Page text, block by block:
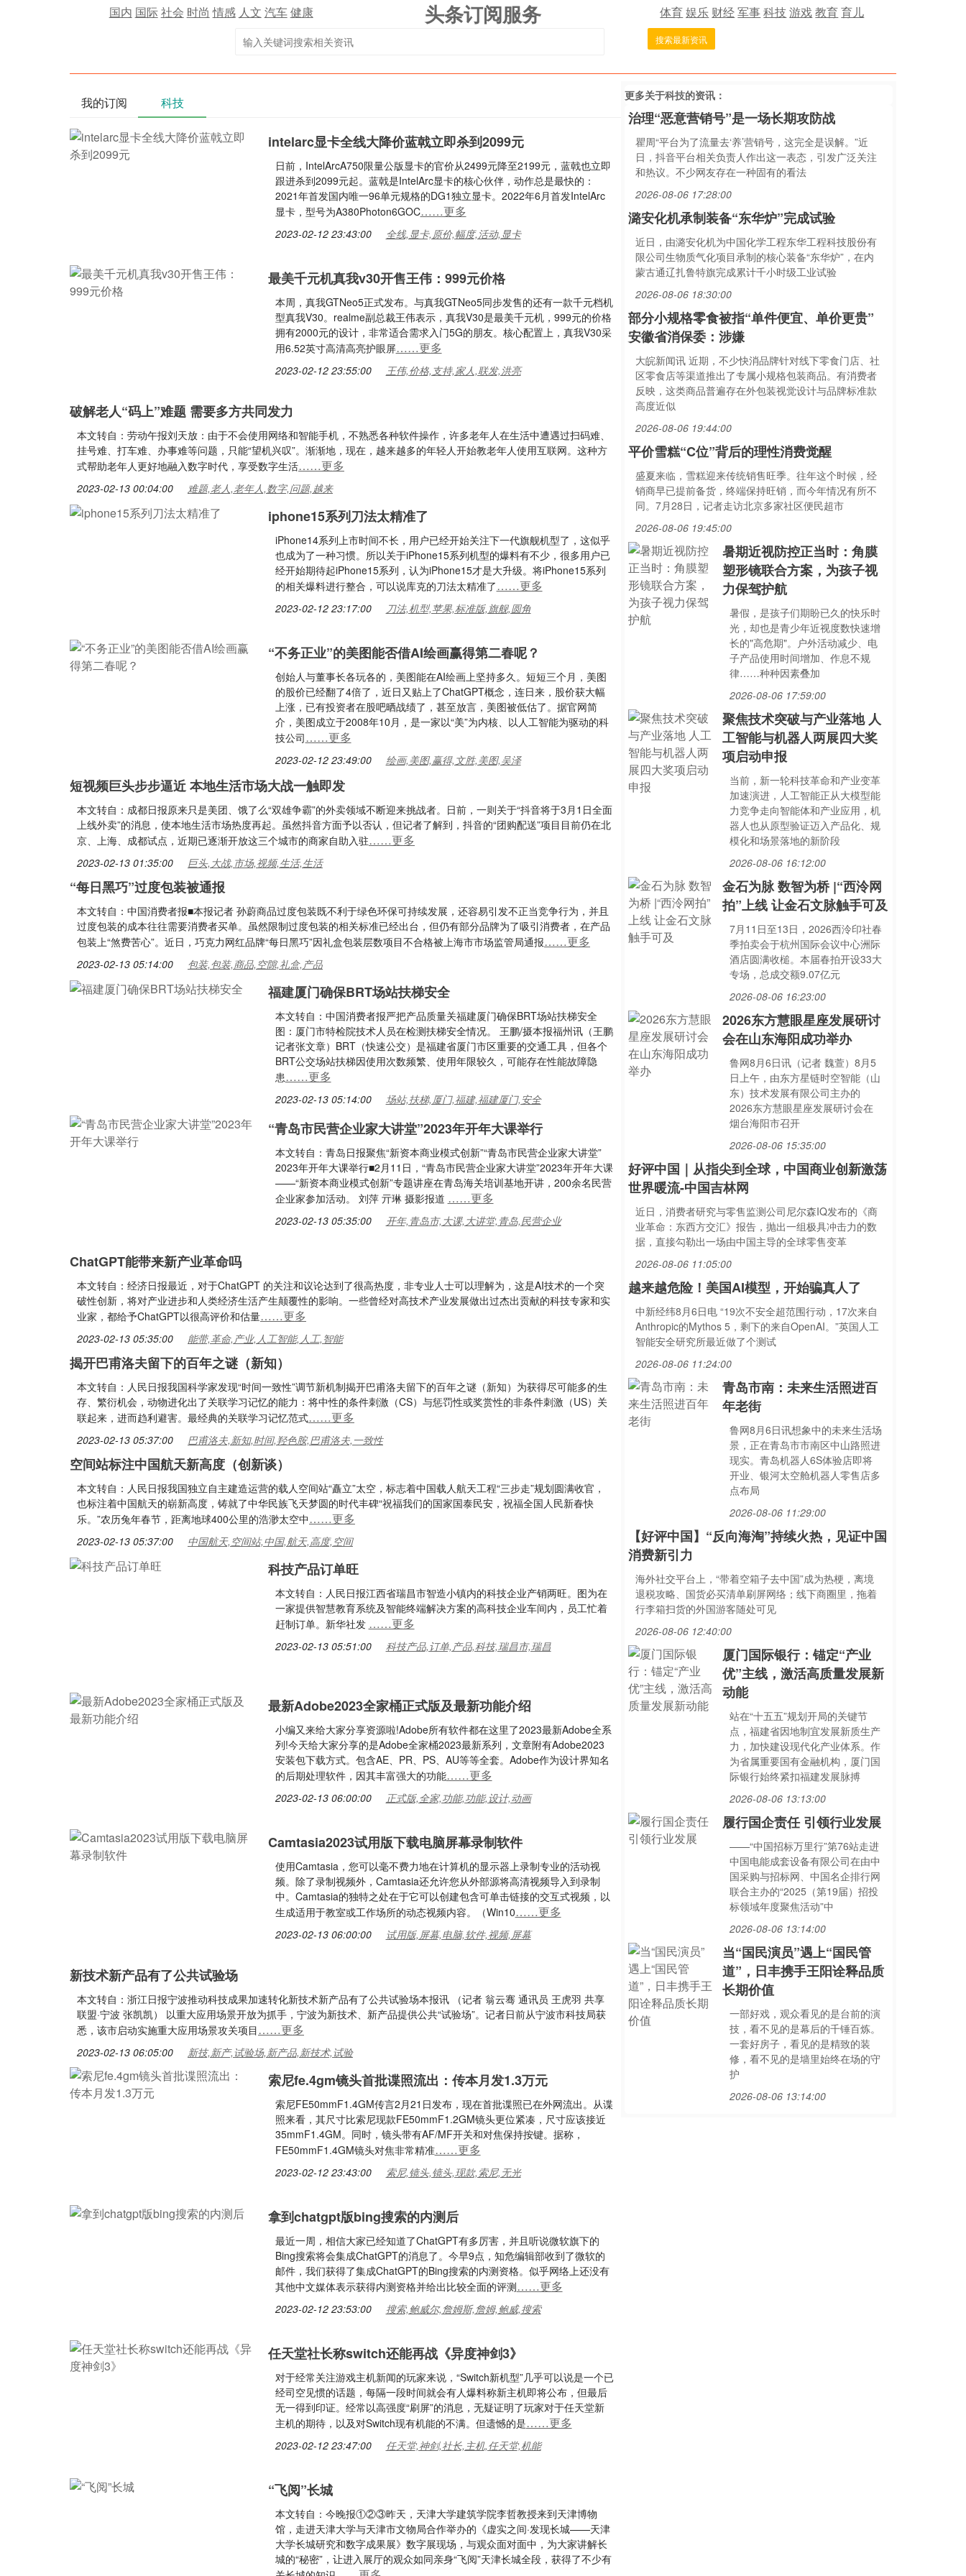
国内 国际社会 时尚 情感 人文 汽车健康 头条订阅服务 体育娱乐 财经军事科技游戏教育育儿
搜索最新资讯
我的订阅 科技
intelarc显卡全线大降价蓝戟立即杀到2099元
日前，IntelArcA750限量公版显卡的官价从2499元降至2199元，蓝戟也立即
跟进杀到2099元起。蓝戟是IntelArc显卡的核心伙伴，动作总是最快的：
2021年首发国内唯一96单元规格的DG1独立显卡。2022年6月首发IntelArc
显卡，型号为A380Photon6GOC……更多
2023-02-12 23:43:00 全线,显卡,原价,幅度,活动,显卡
最美千元机真我v30开售王伟：999元价格
本周，真我GTNeo5正式发布。与真我GTNeo5同步发售的还有一款千元档机
型真我V30。realme副总裁王伟表示，真我V30是最美千元机，999元的价格
拥有2000元的设计，非常适合需求入门5G的朋友。核心配置上，真我V30采
用6.52英寸高清高亮护眼屏……更多
2023-02-12 23:55:00 王伟,价格,支持,家人,联发,洪亮
破解老人“码上”难题 需要多方共同发力
本文转自：劳动午报刘天放：由于不会使用网络和智能手机，不熟悉各种软件操作，许多老年人在生活中遭遇过扫码难、
挂号难、打车难、办事难等问题，只能“望机兴叹”。渐渐地，现在，越来越多的年轻人开始教老年人使用互联网。这种方
式帮助老年人更好地融入数字时代，享受数字生活……更多
2023-02-13 00:04:00 难题,老人,老年人,数字,问题,越来
iphone15系列刀法太精准了
iPhone14系列上市时间不长，用户已经开始关注下一代旗舰机型了，这似乎
也成为了一种习惯。所以关于iPhone15系列机型的爆料有不少，很多用户已
经开始期待起iPhone15系列，认为iPhone15才是大升级。将iPhone15系列
的相关爆料进行整合，可以说库克的刀法太精准了……更多
2023-02-12 23:17:00 刀法,机型,苹果,标准版,旗舰,圆角
“不务正业”的美图能否借AI绘画赢得第二春呢？
创始人与董事长各玩各的，美图能在AI绘画上坚持多久。短短三个月，美图
的股价已经翻了4倍了，近日又贴上了ChatGPT概念，连日来，股价获大幅
上涨，已有投资者在股吧晒战绩了，甚至放言，美图被低估了。据官网简
介，美图成立于2008年10月，是一家以“美”为内核、以人工智能为驱动的科
技公司……更多
2023-02-12 23:49:00 绘画,美图,赢得,文胜,美图,吴泽
短视频巨头步步逼近 本地生活市场大战一触即发
本文转自：成都日报原来只是美团、饿了么“双雄争霸”的外卖领域不断迎来挑战者。日前，一则关于“抖音将于3月1日全面
上线外卖”的消息，使本地生活市场热度再起。虽然抖音方面予以否认，但记者了解到，抖音的“团购配送”项目目前仍在北
京、上海、成都试点，近期已逐渐开放这三个城市的商家自助入驻……更多
2023-02-13 01:35:00 巨头,大战,市场,视频,生活,生活
“每日黑巧”过度包装被通报
本文转自：中国消费者报■本报记者 孙蔚商品过度包装既不利于绿色环保可持续发展，还容易引发不正当竞争行为，并且
过度包装的成本往往需要消费者买单。虽然限制过度包装的相关标准已经出台，但仍有部分品牌为了吸引消费者，在产品
包装上“煞费苦心”。近日，巧克力网红品牌“每日黑巧”因礼盒包装层数项目不合格被上海市市场监管局通报……更多
2023-02-13 05:14:00 包装,包装,商品,空隙,礼盒,产品
福建厦门确保BRT场站扶梯安全
本文转自：中国消费者报严把产品质量关福建厦门确保BRT场站扶梯安全
图：厦门市特检院技术人员在检测扶梯安全情况。 王鹏/摄本报福州讯（王鹏
记者张文章）BRT（快速公交）是福建省厦门市区重要的交通工具，但各个
BRT公交场站扶梯因使用次数频繁、使用年限较久，可能存在性能故障隐
患……更多
2023-02-13 05:14:00 场站,扶梯,厦门,福建,福建厦门,安全
“青岛市民营企业家大讲堂”2023年开年大课举行
本文转自：青岛日报聚焦“新资本商业模式创新”“青岛市民营企业家大讲堂”
2023年开年大课举行■2月11日，“青岛市民营企业家大讲堂”2023年开年大课
——“新资本商业模式创新”专题讲座在青岛海关培训基地开讲，200余名民营
企业家参加活动。 刘萍 亓琳 摄影报道 ……更多
2023-02-13 05:35:00 开年,青岛市,大课,大讲堂,青岛,民营企业
ChatGPT能带来新产业革命吗
本文转自：经济日报最近，对于ChatGPT 的关注和议论达到了很高热度，非专业人士可以理解为，这是AI技术的一个突
破性创新，将对产业进步和人类经济生活产生颠覆性的影响。一些曾经对高技术产业发展做出过杰出贡献的科技专家和实
业家，都给予ChatGPT以很高评价和估量……更多
2023-02-13 05:35:00 能带,革命,产业,人工智能,人工,智能
揭开巴甫洛夫留下的百年之谜（新知）
本文转自：人民日报我国科学家发现“时间一致性”调节新机制揭开巴甫洛夫留下的百年之谜（新知）为获得尽可能多的生
存、繁衍机会，动物进化出了关联学习记忆的能力：将中性的条件刺激（CS）与惩罚性或奖赏性的非条件刺激（US）关
联起来，进而趋利避害。最经典的关联学习记忆范式……更多
2023-02-13 05:37:00 巴甫洛夫,新知,时间,羟色胺,巴甫洛夫,一致性
空间站标注中国航天新高度（创新谈）
本文转自：人民日报我国独立自主建造运营的载人空间站“矗立”太空，标志着中国载人航天工程“三步走”规划圆满收官，
也标注着中国航天的崭新高度，铸就了中华民族飞天梦圆的时代丰碑“祝福我们的国家国泰民安，祝福全国人民新春快
乐。”农历兔年春节，距离地球400公里的浩渺太空中……更多
2023-02-13 05:37:00 中国航天,空间站,中国,航天,高度,空间
科技产品订单旺
本文转自：人民日报江西省瑞昌市智造小镇内的科技企业产销两旺。图为在
一家提供智慧教育系统及智能终端解决方案的高科技企业车间内，员工忙着
赶制订单。新华社发 ……更多
2023-02-13 05:51:00 科技产品,订单,产品,科技,瑞昌市,瑞昌
最新Adobe2023全家桶正式版及最新功能介绍
小编又来给大家分享资源啦!Adobe所有软件都在这里了2023最新Adobe全系
列!今天给大家分享的是Adobe全家桶2023最新系列，文章附有Adobe2023
安装包下载方式。包含AE、PR、PS、AU等等全套。Adobe作为设计界知名
的后期处理软件，因其丰富强大的功能……更多
2023-02-13 06:00:00 正式版,全家,功能,功能,设计,动画
Camtasia2023试用版下载电脑屏幕录制软件
使用Camtasia，您可以毫不费力地在计算机的显示器上录制专业的活动视
频。除了录制视频外，Camtasia还允许您从外部源将高清视频导入到录制
中。Camtasia的独特之处在于它可以创建包含可单击链接的交互式视频，以
生成适用于教室或工作场所的动态视频内容。（Win10……更多
2023-02-13 06:00:00 试用版,屏幕,电脑,软件,视频,屏幕
新技术新产品有了公共试验场
本文转自：浙江日报宁波推动科技成果加速转化新技术新产品有了公共试验场本报讯 （记者 翁云骞 通讯员 王虎羽 共享
联盟·宁波 张凯凯） 以重大应用场景开放为抓手，宁波为新技术、新产品提供公共“试验场”。记者日前从宁波市科技局获
悉，该市启动实施重大应用场景攻关项目……更多
2023-02-13 06:05:00 新技,新产,试验场,新产品,新技术,试验
索尼fe.4gm镜头首批谍照流出：传本月发1.3万元
索尼FE50mmF1.4GM传言2月21日发布，现在首批谍照已在外网流出。从谍
照来看，其尺寸比索尼现款FE50mmF1.2GM镜头更位紧凑，尺寸应该接近
35mmF1.4GM。同时，镜头带有AF/MF开关和对焦保持按键。据称，
FE50mmF1.4GM镜头对焦非常精准……更多
2023-02-12 23:43:00 索尼,镜头,镜头,现款,索尼,无光
拿到chatgpt版bing搜索的内测后
最近一周，相信大家已经知道了ChatGPT有多厉害，并且听说微软旗下的
Bing搜索将会集成ChatGPT的消息了。今早9点，知危编辑部收到了微软的
邮件，我们获得了集成ChatGPT的Bing搜索的内测资格。似乎网络上还没有
其他中文媒体表示获得内测资格并给出比较全面的评测……更多
2023-02-12 23:53:00 搜索,鲍威尔,詹姆斯,詹姆,鲍威,搜索
任天堂社长称switch还能再战《异度神剑3》
对于经常关注游戏主机新闻的玩家来说，“Switch新机型”几乎可以说是一个已
经司空见惯的话题，每隔一段时间就会有人爆料称新主机即将公布，但最后
无一得到印证。经常以高强度“刷屏”的消息，无疑证明了玩家对于任天堂新
主机的期待，以及对Switch现有机能的不满。但遗憾的是……更多
2023-02-12 23:47:00 任天堂,神剑,社长,主机,任天堂,机能
“飞阅”长城
本文转自：今晚报①②③昨天，天津大学建筑学院李哲教授来到天津博物
馆，走进天津大学与天津市文物局合作举办的《虚实之间·发现长城——天津
大学长城研究和数字成果展》数字展现场，与观众面对面中，为大家讲解长
城的“秘密”，让进入展厅的观众如同亲身“飞阅”天津长城全段，获得了不少有
更多关于科技的资讯：
治理“恶意营销号”是一场长期攻防战
瞿周“平台为了流量去‘养’营销号，这完全是误解。”近
日，抖音平台相关负责人作出这一表态，引发广泛关注
和热议。不少网友存在一种固有的看法
2026-08-06 17:28:00
潞安化机承制装备“东华炉”完成试验
近日，由潞安化机为中国化学工程东华工程科技股份有
限公司生物质气化项目承制的核心装备“东华炉”，在内
蒙古通辽扎鲁特旗完成累计千小时级工业试验
2026-08-06 18:30:00
部分小规格零食被指“单件便宜、单价更贵”
安徽省消保委：涉嫌
大皖新闻讯 近期，不少快消品牌针对线下零食门店、社
区零食店等渠道推出了专属小规格包装商品。有消费者
反映，这类商品普遍存在外包装视觉设计与品牌标准款
高度近似
2026-08-06 19:44:00
平价雪糕“C位”背后的理性消费觉醒
盛夏来临，雪糕迎来传统销售旺季。往年这个时候，经
销商早已提前备货，终端保持旺销，而今年情况有所不
同。7月28日，记者走访北京多家社区便民超市
2026-08-06 19:45:00
暑期近视防控正当时：角膜
塑形镜联合方案，为孩子视
力保驾护航
暑假，是孩子们期盼已久的快乐时
光，却也是青少年近视度数快速增
长的"高危期"。户外活动减少、电
子产品使用时间增加、作息不规
律……种种因素叠加
2026-08-06 17:59:00
聚焦技术突破与产业落地 人
工智能与机器人两展四大奖
项启动申报
当前，新一轮科技革命和产业变革
加速演进，人工智能正从大模型能
力竞争走向智能体和产业应用，机
器人也从原型验证迈入产品化、规
模化和场景落地的新阶段
2026-08-06 16:12:00
金石为脉 数智为桥 |“西泠网
拍”上线 让金石文脉触手可及
7月11日至13日，2026西泠印社春
季拍卖会于杭州国际会议中心洲际
酒店圆满收槌。本届春拍开设33大
专场，总成交额9.07亿元
2026-08-06 16:23:00
2026东方慧眼星座发展研讨
会在山东海阳成功举办
鲁网8月6日讯（记者 魏萱）8月5
日上午，由东方星链时空智能（山
东）技术发展有限公司主办的
2026东方慧眼星座发展研讨会在
烟台海阳市召开
2026-08-06 15:35:00
好评中国｜从指尖到全球，中国商业创新激荡
世界暖流-中国吉林网
近日，消费者研究与零售监测公司尼尔森IQ发布的《商
业革命：东西方交汇》报告，抛出一组极具冲击力的数
据，直接勾勒出一场由中国主导的全球零售变革
2026-08-06 11:05:00
越来越危险！美国AI模型，开始骗真人了
中新经纬8月6日电 “19次不安全超范围行动，17次来自
Anthropic的Mythos 5，剩下的来自OpenAI。”英国人工
智能安全研究所最近做了个测试
2026-08-06 11:24:00
青岛市南：未来生活照进百
年老街
鲁网8月6日讯想象中的未来生活场
景，正在青岛市市南区中山路照进
现实。青岛机器人6S体验店即将
开业、银河太空舱机器人零售店多
点布局
2026-08-06 11:29:00
【好评中国】“反向海淘”持续火热，见证中国
消费新引力
海外社交平台上，“带着空箱子去中国”成为热梗，离境
退税攻略、国货必买清单刷屏网络；线下商圈里，拖着
行李箱扫货的外国游客随处可见
2026-08-06 12:40:00
厦门国际银行：锚定“产业
优”主线，激活高质量发展新
动能
站在“十五五”规划开局的关键节
点，福建省因地制宜发展新质生产
力，加快建设现代化产业体系。作
为省属重要国有金融机构，厦门国
际银行始终紧扣福建发展脉搏
2026-08-06 13:13:00
履行国企责任 引领行业发展
——“中国招标万里行”第76站走进
中国电能成套设备有限公司在由中
国采购与招标网、中国名企排行网
联合主办的“2025（第19届）招投
标领域年度聚焦活动”中
2026-08-06 13:14:00
当“国民演员”遇上“国民管
道”，日丰携手王阳诠释品质
长期价值
一部好戏，观众看见的是台前的演
技，看不见的是幕后的千锤百炼。
一套好房子，看见的是精致的装
修，看不见的是墙里始终在场的守
护
2026-08-06 13:14:00